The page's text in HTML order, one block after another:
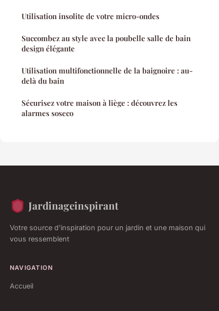
Utilisation insolite de votre micro-ondes
Succombez au style avec la poubelle salle de bain
design élégante
Utilisation multifonctionnelle de la baignoire : au-
delà du bain
Sécurisez votre maison à liège : découvrez les
alarmes soseco
Jardinageinspirant
Votre source d'inspiration pour un jardin et une maison qui
vous ressemblent
NAVIGATION
Accueil